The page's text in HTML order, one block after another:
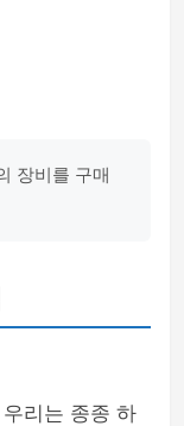
장비를 구매
리는 종종 하